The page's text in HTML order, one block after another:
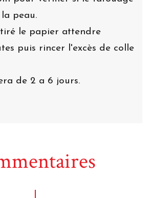
peau.
le papier attendre
puis rincer l'excès de colle
de 2 a 6 jours.